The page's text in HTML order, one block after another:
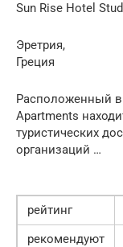
Sun Rise Hotel
Эретрия,
Греция
Расположенный в
Apartments
туристических
организаций …
рейтинг
рекомендуют